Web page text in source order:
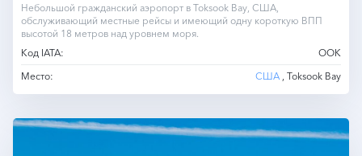
Небольшой гражданский аэропорт в Toksook Bay, США,
обслуживающий местные рейсы и имеющий одну короткую ВПП
высотой 18 метров над уровнем моря.
Код IATA:
OOK
Место:
США , Toksook Bay